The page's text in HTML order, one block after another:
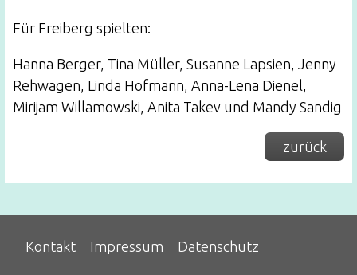
Für Freiberg spielten:
Hanna Berger, Tina Müller, Susanne Lapsien, Jenny
Rehwagen, Linda Hofmann, Anna-Lena Dienel,
Mirijam Willamowski, Anita Takev und Mandy Sandig
zurück
Kontakt Impressum Datenschutz